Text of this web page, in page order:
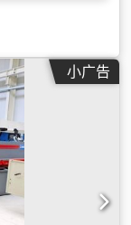
小广告